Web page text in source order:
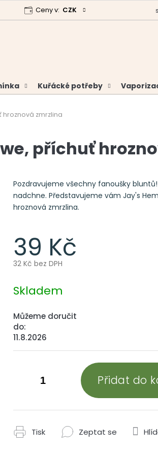
Analýzy a certifikáty
Ceny v: CZK
Kuřácké potřeby
hroznová zmrzlina
příchuť
39 Kč
32 Kč bez DPH
cena:
Skladem
Můžeme doručit
do:
11.8.2026
Přidat do
Pozdravujeme všechny fanoušky
nadchne. Představujeme vám Jay's
hroznová zmrzlina.
Tisk Zeptat se